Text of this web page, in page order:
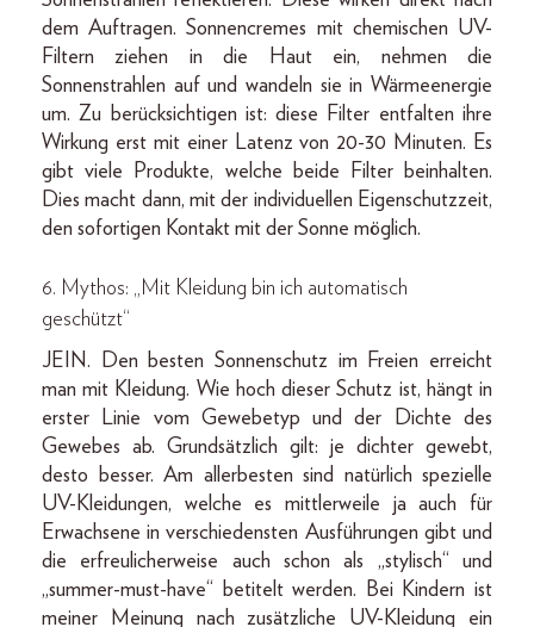
dem Auftragen. Sonnencremes mit chemischen UV-
Filtern ziehen in die Haut ein, nehmen die
Sonnenstrahlen auf und wandeln sie in Wärmeenergie
um. Zu berücksichtigen ist: diese Filter entfalten ihre
Wirkung erst mit einer Latenz von 20-30 Minuten. Es
gibt viele Produkte, welche beide Filter beinhalten.
Dies macht dann, mit der individuellen Eigenschutzzeit,
den sofortigen Kontakt mit der Sonne möglich.
6. Mythos: „Mit Kleidung bin ich automatisch
geschützt“
JEIN. Den besten Sonnenschutz im Freien erreicht
man mit Kleidung. Wie hoch dieser Schutz ist, hängt in
erster Linie vom Gewebetyp und der Dichte des
Gewebes ab. Grundsätzlich gilt: je dichter gewebt,
desto besser. Am allerbesten sind natürlich spezielle
UV-Kleidungen, welche es mittlerweile ja auch für
Erwachsene in verschiedensten Ausführungen gibt und
die erfreulicherweise auch schon als „stylisch“ und
„summer-must-have“ betitelt werden. Bei Kindern ist
meiner Meinung nach zusätzliche UV-Kleidung ein